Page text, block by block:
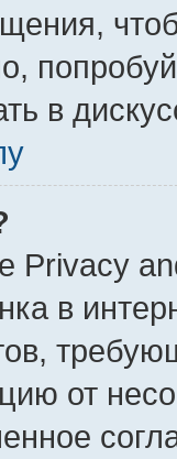
в
Privacy
в
от